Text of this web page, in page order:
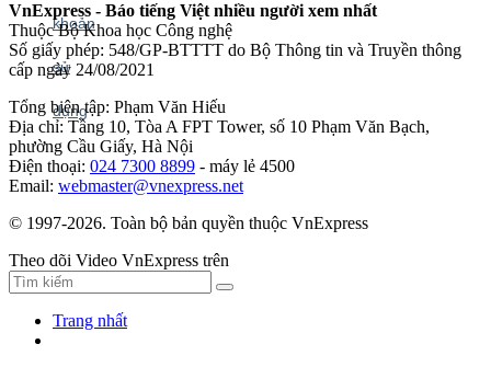
VnExpress - Báo tiếng Việt nhiều người xem nhất
Thuộc Bộ Khoa học Công nghệ
Số giấy phép: 548/GP-BTTTT do Bộ Thông tin và Truyền thông
cấp ngày 24/08/2021
Tổng biên tập: Phạm Văn Hiếu
Địa chỉ: Tầng 10, Tòa A FPT Tower, số 10 Phạm Văn Bạch,
phường Cầu Giấy, Hà Nội
Điện thoại: 024 7300 8899 - máy lẻ 4500
Email: webmaster@vnexpress.net
© 1997-2026. Toàn bộ bản quyền thuộc VnExpress
Theo dõi Video VnExpress trên
Trang nhất